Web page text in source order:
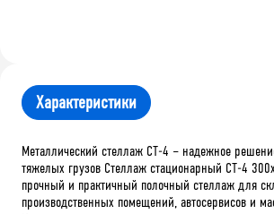
Характеристики
Металлический стеллаж СТ-4 – надежное
тяжелых грузов Стеллаж стационарный СТ-4
прочный и практичный полочный стеллаж для
производственных помещений, автосервисов и